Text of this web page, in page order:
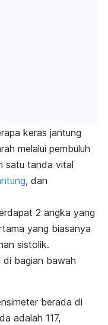
keras jantung
melalui pembuluh
satu tanda vital
, dan
2 angka yang
yang biasanya
sistolik.
di bagian bawah
berada di
adalah 117,